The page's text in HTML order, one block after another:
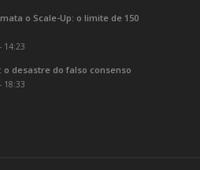
o Scale-Up: o limite de 150
14:23
o desastre do falso consenso
18:33